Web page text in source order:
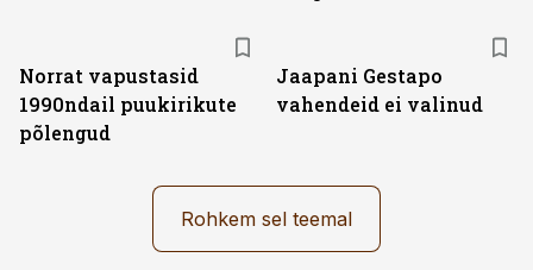
Norrat vapustasid
1990ndail puukirikute
põlengud
Jaapani Gestapo
vahendeid ei valinud
Rohkem sel teemal